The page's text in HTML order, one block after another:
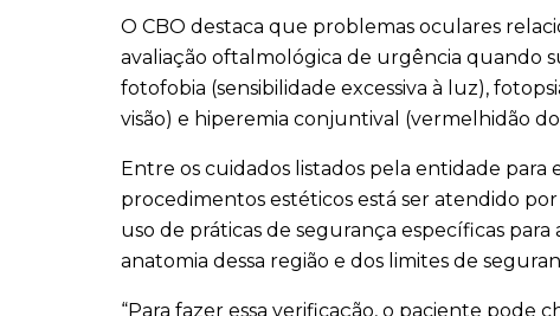
O CBO destaca que problemas oculares
avaliação oftalmológica de urgência quando
fotofobia (sensibilidade excessiva à luz),
visão) e hiperemia conjuntival (vermelhidão
Entre os cuidados listados pela entidade para
procedimentos estéticos está ser atendido
uso de práticas de segurança específicas
anatomia dessa região e dos limites de
“Para fazer essa verificação, o paciente pode